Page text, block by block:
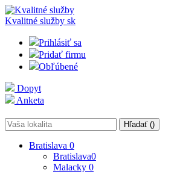
Kvalitné služby sk
Prihlásiť sa
Pridať firmu
Obľúbené
Dopyt
Anketa
Hľadať ()
Bratislava 0
Bratislava0
Malacky 0